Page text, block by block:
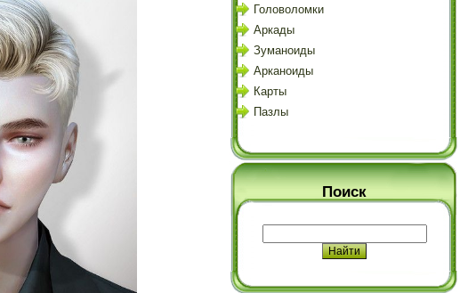
Головоломки
Аркады
Зуманоиды
Арканоиды
Карты
Пазлы
Поиск